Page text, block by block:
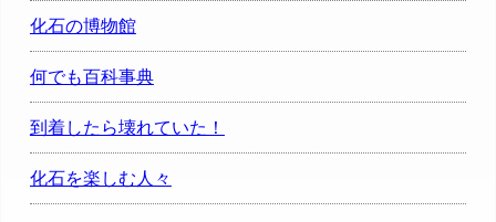
化石の博物館
何でも百科事典
到着したら壊れていた！
化石を楽しむ人々